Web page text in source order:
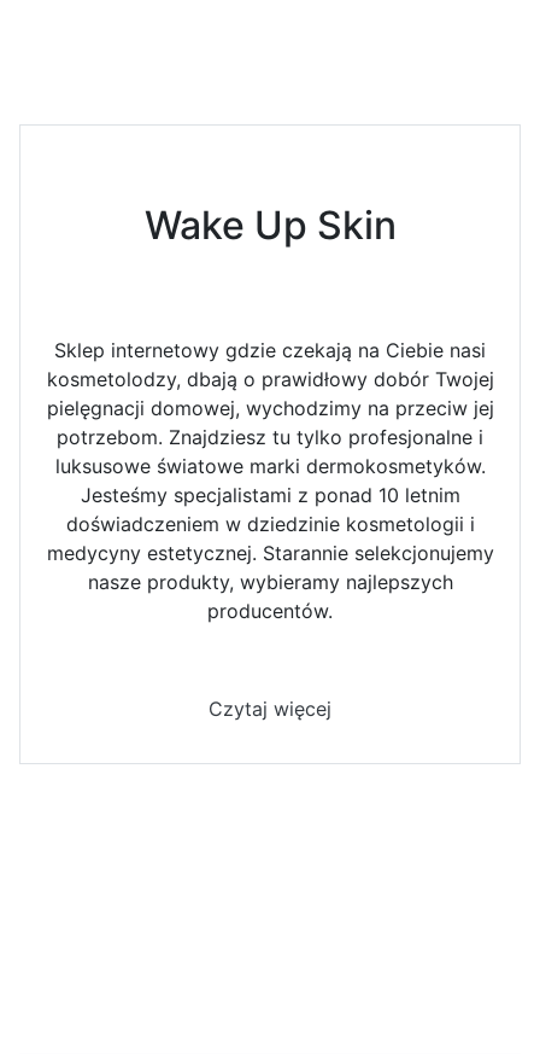
Wake Up Skin
Sklep internetowy gdzie czekają na Ciebie nasi
kosmetolodzy, dbają o prawidłowy dobór Twojej
pielęgnacji domowej, wychodzimy na przeciw jej
potrzebom. Znajdziesz tu tylko profesjonalne i
luksusowe światowe marki dermokosmetyków.
Jesteśmy specjalistami z ponad 10 letnim
doświadczeniem w dziedzinie kosmetologii i
medycyny estetycznej. Starannie selekcjonujemy
nasze produkty, wybieramy najlepszych
producentów.
Czytaj więcej